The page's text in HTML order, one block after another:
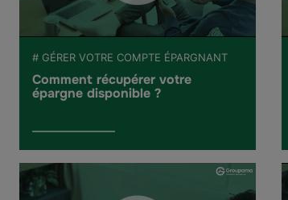
# GÉRER VOTRE COMPTE ÉPARGNANT
Comment récupérer votre
épargne disponible ?